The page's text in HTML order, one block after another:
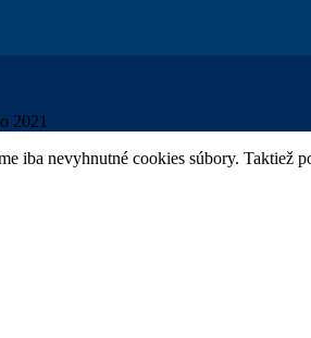
2021
iba nevyhnutné cookies súbory. Taktiež